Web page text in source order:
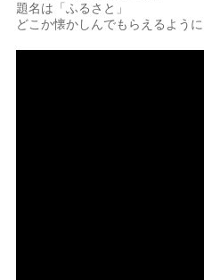
題名は「ふるさと」
どこか懐かしんでもらえるように